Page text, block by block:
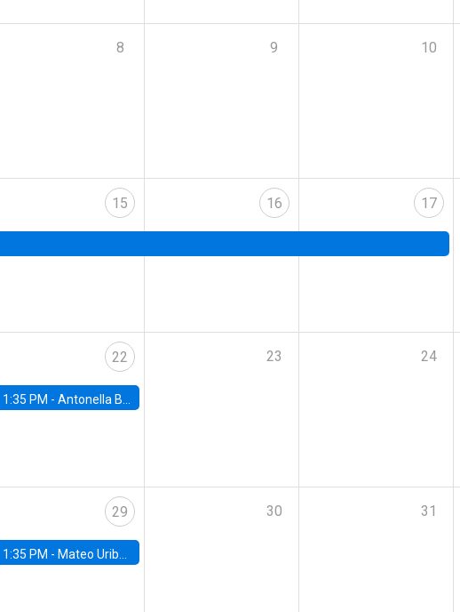
8 9 10
15 16 17
22
1:35 PM -Antonella Bancalari, Institute for Fiscal Studies (IFS) and Research Associate at University College London (UCL)
23 24
29
1:35 PM - Mateo Uribe-Castro, Universidad de los Andes (Colombia)
30 31